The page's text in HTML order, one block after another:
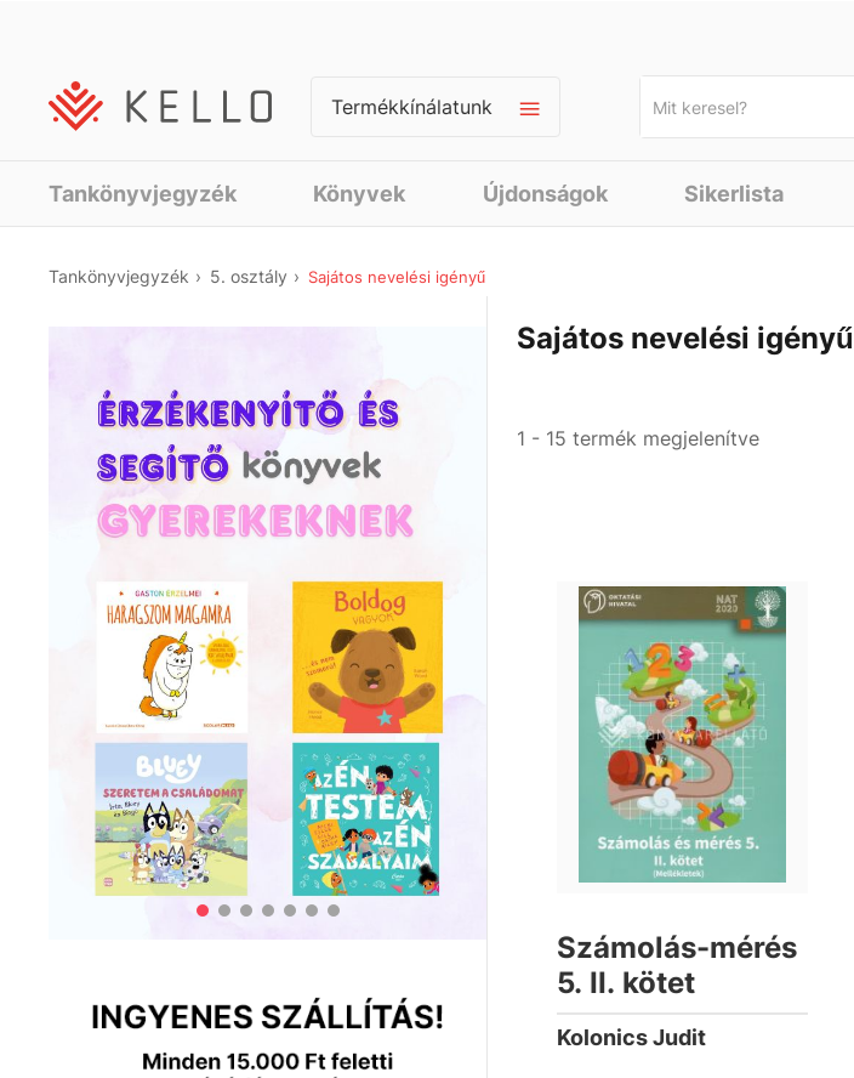
Termékkínálatunk
Tankönyvjegyzék Könyvek Újdonságok Sikerlista
Tankönyvjegyzék 5. osztály Sajátos nevelési igényű
Sajátos nevelési igényű
1 - 15 termék megjelenítve
Számolás-mérés
5. II. kötet
Kolonics Judit